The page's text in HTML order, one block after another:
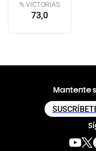
% VICTORIAS
73,0
Mantente